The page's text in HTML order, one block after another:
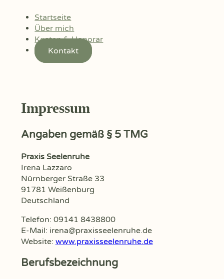
Startseite
Über mich
Kosten & Honorar
Kontakt
Impressum
Angaben gemäß § 5 TMG
Praxis Seelenruhe
Irena Lazzaro
Nürnberger Straße 33
91781 Weißenburg
Deutschland
Telefon: 09141 8438800
E-Mail: irena@praxisseelenruhe.de
Website: www.praxisseelenruhe.de
Berufsbezeichnung